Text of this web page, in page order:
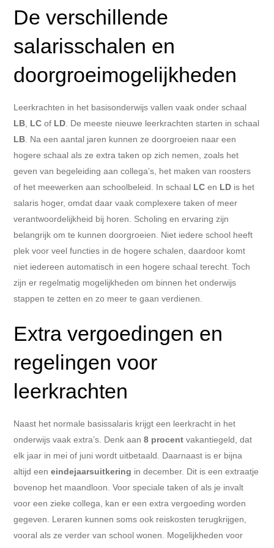
De verschillende
salarisschalen en
doorgroeimogelijkheden
Leerkrachten in het basisonderwijs vallen vaak onder schaal
LB LC of LD . De meeste nieuwe leerkrachten starten in schaal
LB . Na een aantal jaren kunnen ze doorgroeien naar een
hogere schaal als ze extra taken op zich nemen, zoals het
geven van begeleiding aan collega’s, het maken van roosters
of het meewerken aan schoolbeleid. In schaal LC en LD is het
salaris hoger, omdat daar vaak complexere taken of meer
verantwoordelijkheid bij horen. Scholing en ervaring zijn
belangrijk om te kunnen doorgroeien. Niet iedere school heeft
plek voor veel functies in de hogere schalen, daardoor komt
niet iedereen automatisch in een hogere schaal terecht. Toch
zijn er regelmatig mogelijkheden om binnen het onderwijs
stappen te zetten en zo meer te gaan verdienen.
Extra vergoedingen en
regelingen voor
leerkrachten
Naast het normale basissalaris krijgt een leerkracht in het
onderwijs vaak extra’s. Denk aan8 procent vakantiegeld, dat
elk jaar in mei of juni wordt uitbetaald. Daarnaast is er bijna
altijd eeneindejaarsuitkering in december. Dit is een extraatje
bovenop het maandloon. Voor speciale taken of als je invalt
voor een zieke collega, kan er een extra vergoeding worden
gegeven. Leraren kunnen soms ook reiskosten terugkrijgen,
vooral als ze verder van school wonen. Mogelijkheden voor